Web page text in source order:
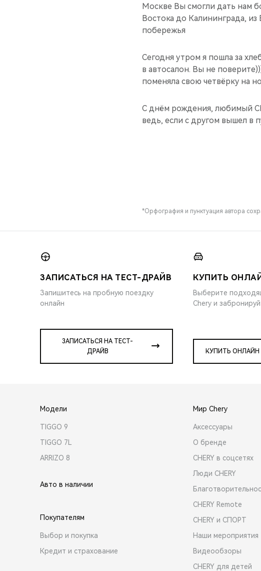
Москве Вы смогли дать нам
Востока до Калининграда,
побережья
Сегодня утром я пошла за
в автосалон. Вы не
поменяла свою четвёрку на
С днём рождения, любимый
ведь, если с другом вышел в
*Орфография и пунктуация автора
ЗАПИСАТЬСЯ НА ТЕСТ-ДРАЙВ
Запишитесь на пробную поездку
онлайн
ЗАПИСАТЬСЯ НА ТЕСТ-
ДРАЙВ
КУПИТЬ
Выберите
Chery и
КУПИТЬ ОНЛАЙН
Модели
TIGGO 9
TIGGO 7L
ARRIZO 8
Авто в наличии
Покупателям
Выбор и покупка
Кредит и страхование
Мир Chery
Аксессуары
О бренде
CHERY в соцсетях
Люди CHERY
CHERY Remote
CHERY и СПОРТ
Наши мероприятия
Видеообзоры
CHERY для детей